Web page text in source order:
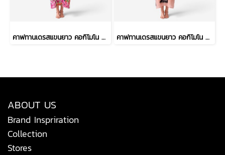
คาฟทานเดรสแขนยาว คอกิโมโน - สีแดง : ลายเจ้าเหมียวจอมซนกับโหลปลาทอง คาฟทานเดรสแขนยาว คอกิโมโน - สีฟ้า : ลายแจกันดอกไม้ ริมวิวทะเล
ABOUT US
Brand Inspriration
Collection
Stores